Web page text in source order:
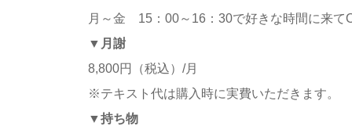
月～金 15：00～16：30で好きな時間に来て
▼月謝
8,800円（税込）/月
※テキスト代は購入時に実費いただきます。
▼持ち物